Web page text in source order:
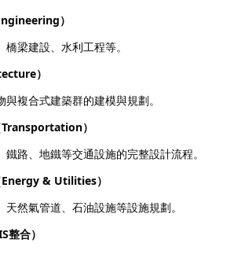
）
梁建設、水利工程等。
）
複合式建築群的建模與規劃。
）
鐵路、地鐵等交通設施的完整設計流程。
& Utilities）
天然氣管道、石油設施等設施規劃。
整合）